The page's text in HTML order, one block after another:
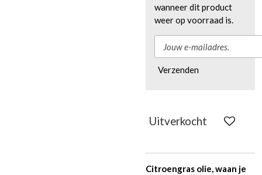
wanneer dit product
weer op voorraad is.
Verzenden
Uitverkocht
Citroengras olie, waan je